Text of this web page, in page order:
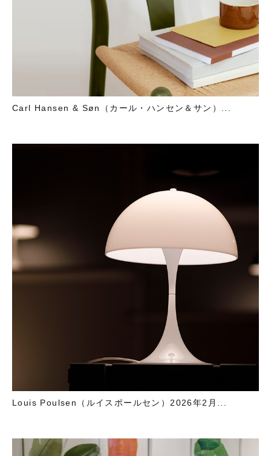
Carl Hansen & Søn（カール・ハンセン＆サン）...
Louis Poulsen（ルイスポールセン）2026年2月...